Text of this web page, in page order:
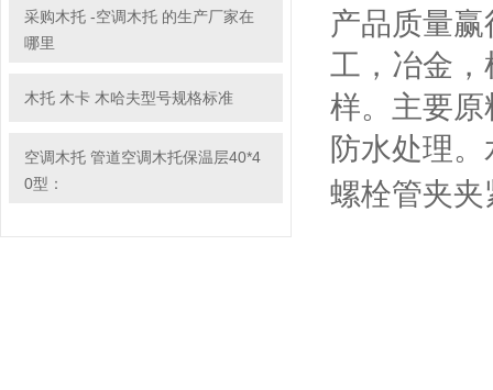
采购木托 -空调木托 的生产厂家在
哪里
木托 木卡 木哈夫型号规格标准
空调木托 管道空调木托保温层40*4
0型：
产品质量
工，冶金
样。主要
防水处理
螺栓管夹